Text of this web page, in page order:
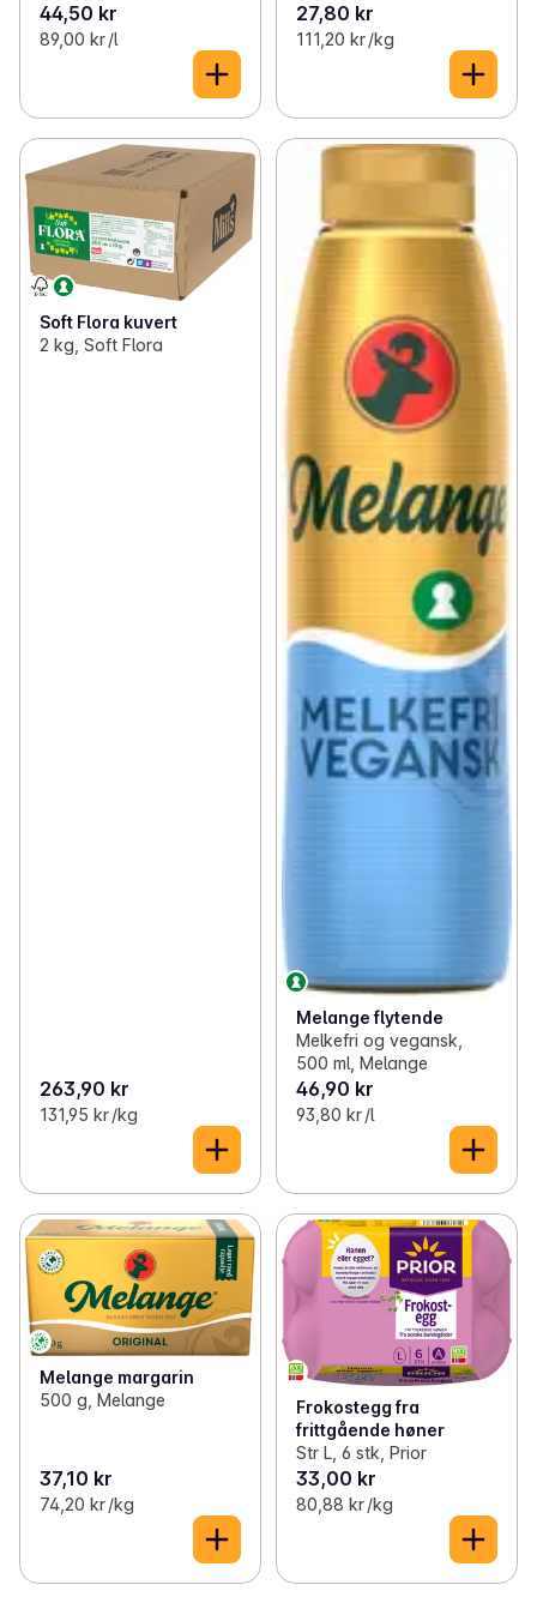
44,50 kr
89,00 kr /l
27,80 kr
111,20 kr /kg
Soft Flora kuvert
2 kg, Soft Flora
263,90 kr
131,95 kr /kg
Melange flytende
Melkefri og vegansk,
500 ml, Melange
46,90 kr
93,80 kr /l
Melange margarin
500 g, Melange
37,10 kr
74,20 kr /kg
Frokostegg fra
frittgående høner
Str L, 6 stk, Prior
33,00 kr
80,88 kr /kg